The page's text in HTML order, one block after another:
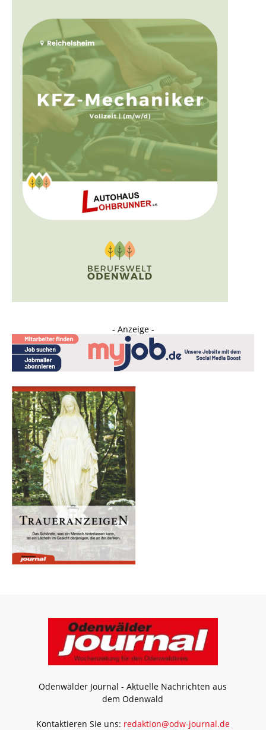
- Anzeige -
Odenwälder Journal - Aktuelle Nachrichten aus
dem Odenwald
Kontaktieren Sie uns: redaktion@odw-journal.de